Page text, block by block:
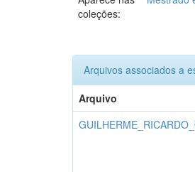
coleções:
Arquivos associados a
Arquivo